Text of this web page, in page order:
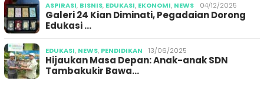
ASPIRASI, BISNIS, EDUKASI, EKONOMI, NEWS 04/12/2025
Galeri 24 Kian Diminati, Pegadaian Dorong
Edukasi …
EDUKASI, NEWS, PENDIDIKAN 13/06/2025
Hijaukan Masa Depan: Anak-anak SDN
Tambakukir Bawa…